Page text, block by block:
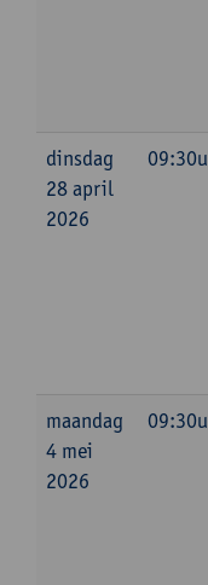
dinsdag
28 april
2026
09:30u
maandag
4 mei
2026
09:30u